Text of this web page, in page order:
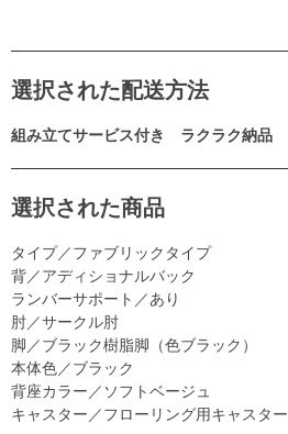
選択された配送方法
組み立てサービス付き ラクラク納品
選択された商品
タイプ／ファブリックタイプ
背／アディショナルバック
ランバーサポート／あり
肘／サークル肘
脚／ブラック樹脂脚（色ブラック）
本体色／ブラック
背座カラー／ソフトベージュ
キャスター／フローリング用キャスター